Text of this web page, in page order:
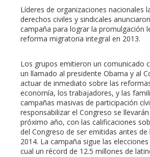
Líderes de organizaciones nacionales
derechos civiles y sindicales
campaña para lograr la promulgación
reforma migratoria integral en 2013.
Los grupos emitieron un comunicado
un llamado al presidente Obama y al
actuar de inmediato sobre las
economía, los trabajadores, y las
campañas masivas de participación
responsabilizar el Congreso se
próximo año, con las calificaciones
del Congreso de ser emitidas antes de
2014. La campaña sigue las
cual un récord de 12.5 millones de